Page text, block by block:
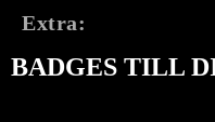
Extra:
BADGES TILL